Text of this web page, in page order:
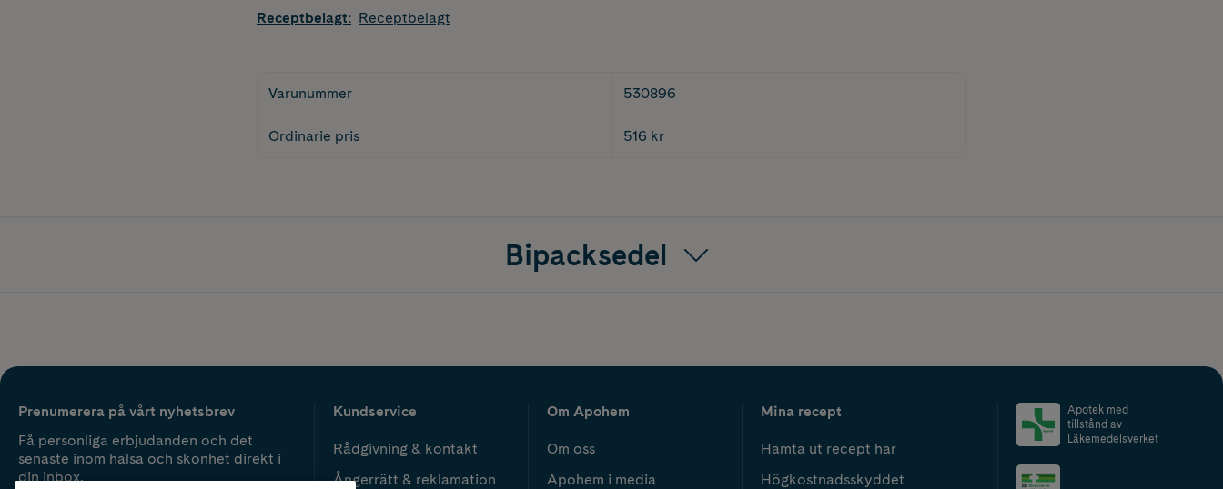
Receptbelagt: Receptbelagt
Varunummer 530896
Ordinarie pris 516 kr
Bipacksedel
Prenumerera på vårt nyhetsbrev
Få personliga erbjudanden och det
senaste inom hälsa och skönhet direkt i
din inbox.
Kundservice
Rådgivning & kontakt
Ångerrätt & reklamation
Om Apohem
Om oss
Apohem i media
Mina recept
Hämta ut recept här
Högkostnadsskyddet
Apotek med
tillstånd av
Läkemedelsverket